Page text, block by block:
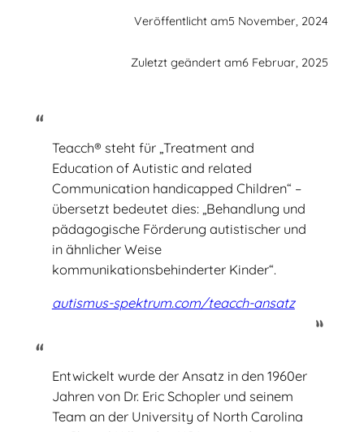
Veröffentlicht am5 November, 2024
Zuletzt geändert am6 Februar, 2025
Teacch® steht für „Treatment and
Education of Autistic and related
Communication handicapped Children“ –
übersetzt bedeutet dies: „Behandlung und
pädagogische Förderung autistischer und
in ähnlicher Weise
kommunikationsbehinderter Kinder“.
autismus-spektrum.com/teacch-ansatz
Entwickelt wurde der Ansatz in den 1960er
Jahren von Dr. Eric Schopler und seinem
Team an der University of North Carolina